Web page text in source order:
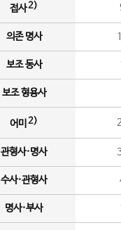
접사2)
의존 명사
보조 동사
보조 형용사
어미 2)
관형사·명사
수사·관형사
명사·부사